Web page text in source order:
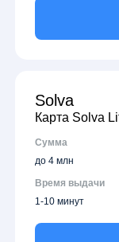
Solva
Карта Solva
Сумма
до 4 млн
Время выдачи
1-10 минут